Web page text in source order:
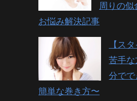
周りの似
お悩み解決記事
【ス
苦手な
分で
簡単な巻き方〜